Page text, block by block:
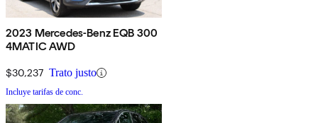
2023 Mercedes-Benz EQB 300
4MATIC AWD
$30,237 Trato justo
Incluye tarifas de conc.